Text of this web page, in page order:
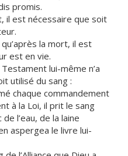
promis.
il est nécessaire que soit
la mort, il est
est en vie.
lui-même n’a
utilisé du sang :
chaque commandement
à la Loi, il prit le sang
l’eau, de la laine
aspergea le livre lui-